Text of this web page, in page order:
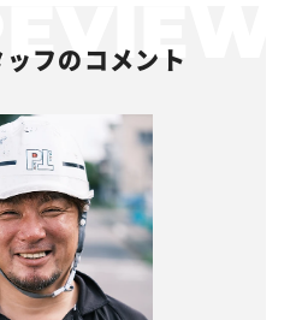
フのコメント